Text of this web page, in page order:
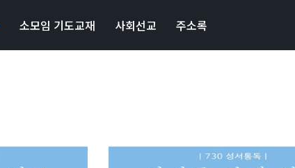
소모임 기도교재 사회선교 주소록